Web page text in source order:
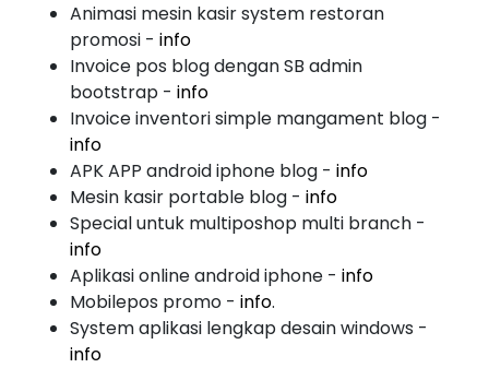
Animasi mesin kasir system restoran
promosi - info
Invoice pos blog dengan SB admin
bootstrap - info
Invoice inventori simple mangament blog -
info
APK APP android iphone blog - info
Mesin kasir portable blog - info
Special untuk multiposhop multi branch -
info
Aplikasi online android iphone - info
Mobilepos promo - info.
System aplikasi lengkap desain windows -
info